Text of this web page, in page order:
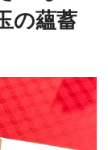
の蘊蓄